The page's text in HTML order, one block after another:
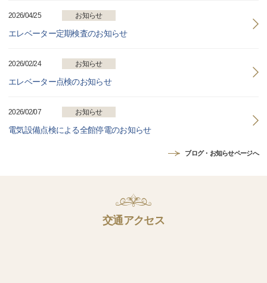
2026/04/25 お知らせ
エレベーター定期検査のお知らせ
2026/02/24 お知らせ
エレベーター点検のお知らせ
2026/02/07 お知らせ
電気設備点検による全館停電のお知らせ
ブログ・お知らせページへ
交通アクセス